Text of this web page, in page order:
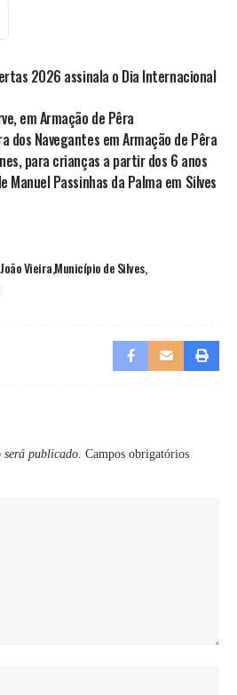
2026 assinala o Dia Internacional
em Armação de Pêra
dos Navegantes em Armação de Pêra
para crianças a partir dos 6 anos
Manuel Passinhas da Palma em Silves
VieiraMunicípio de Silves
será publicado. Campos obrigatórios